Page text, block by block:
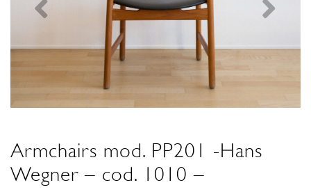
Armchairs mod. PP201 -Hans
Wegner – cod. 1010 –